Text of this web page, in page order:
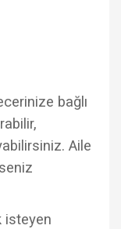
bağlı
Aile
isteyen